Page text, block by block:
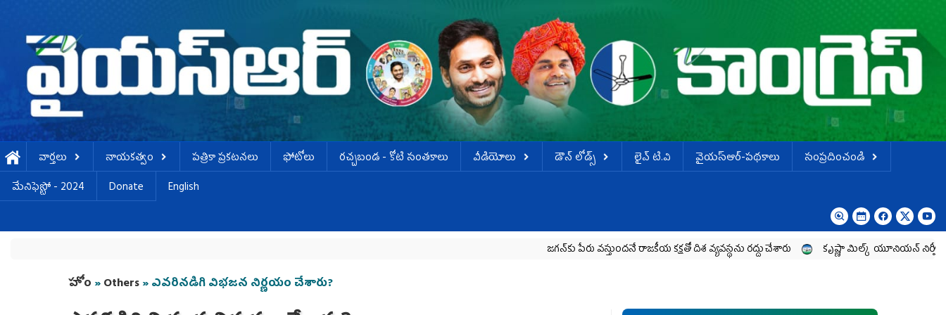
వార్తలు నాయకత్వం పత్రికా ప్రకటనలు ఫోటోలు ర‌చ్చ‌బండ‌ - కోటి సంత‌కాలు వీడియోలు డౌన్ లోడ్స్ లైవ్ టి.వి వైయస్ఆర్-పథకాలు
సంప్రదించండి
మేనిఫెస్టో - 2024
Donate English
జగన్‌కు పేరు వస్తుందనే రాజకీయ కక్షతో దిశ వ్య‌వ‌స్థ‌ను రద్దు చేశారు కృష్ణా మిల్క్‌ యూనియన్‌ నిర్వీర్యానికి ప్రభుత్వం
You are here
హోం »Others» ఎవరినడిగి విభజన నిర్ణయం చేశారు?